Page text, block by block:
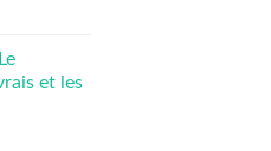
et les